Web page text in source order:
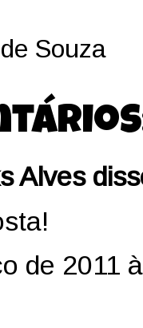
Souza
Alves
de 2011